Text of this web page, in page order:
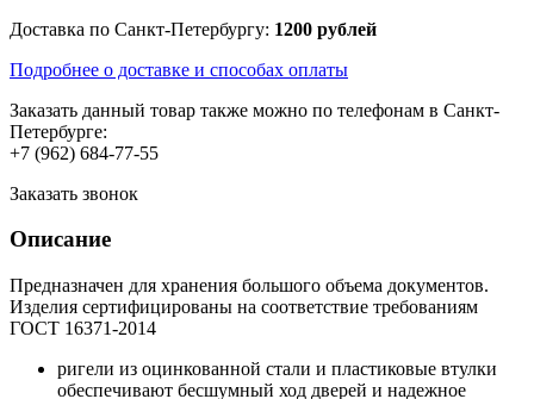
Доставка по Санкт-Петербургу: 1200 рублей
Подробнее о доставке и способах оплаты
Заказать данный товар также можно по телефонам в Санкт-
Петербурге:
+7 (962) 684-77-55
Заказать звонок
Описание
Предназначен для хранения большого объема документов.
Изделия сертифицированы на соответствие требованиям
ГОСТ 16371-2014
ригели из оцинкованной стали и пластиковые втулки
обеспечивают бесшумный ход дверей и надежное